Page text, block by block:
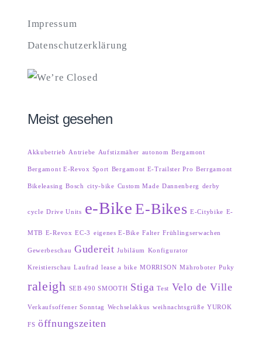
Impressum
Datenschutzerklärung
Meist gesehen
Akkubetrieb Antriebe Aufstizmäher autonom Bergamont
Bergamont E-Revox Sport Bergamont E-Trailster Pro Berrgamont
Bikeleasing Bosch city-bike Custom Made Dannenberg derby
cycle Drive Units e-Bike E-Bikes E-Citybike E-
MTB E-Revox EC-3 eigenes E-Bike Falter Frühlingserwachen
Gewerbeschau Gudereit Jubiläum Konfigurator
Kreistierschau Laufrad lease a bike MORRISON Mähroboter Puky
raleigh SEB 490 SMOOTH Stiga Test Velo de Ville
Verkaufsoffener Sonntag Wechselakkus weihnachtsgrüße YUROK
FS öffnungszeiten